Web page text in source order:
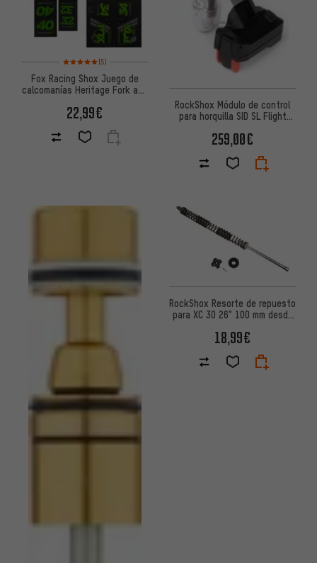
Valoración media: 5 de 5 basada en 5 reseñas
(5)
Fox Racing Shox Juego de
calcomanías Heritage Fork and
2020
22,99€
RockShox Módulo de control
para horquilla SID SL Flight
259,00€
RockShox Resorte de repuesto
para XC 30 26" 100 mm desde
18,99€